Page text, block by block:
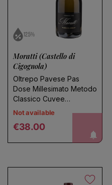
12.5%
Moratti (Castello di
Cigognola)
Oltrepo Pavese Pas
Dose Millesimato Metodo
Classico Cuvee
dell'Angelo 2015
Not available
Regular price
€38.00 notify me!